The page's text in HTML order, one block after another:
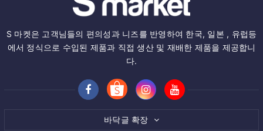
S 마켓은 고객님들의 편의성과 니즈를 반영하여 한국, 일본 , 유럽등
에서 정식으로 수입된 제품과 직접 생산 및 재배한 제품을 제공합니
다.
바닥글 확장